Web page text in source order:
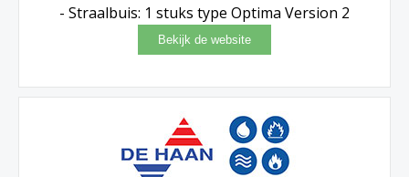
- Straalbuis: 1 stuks type Optima Version 2